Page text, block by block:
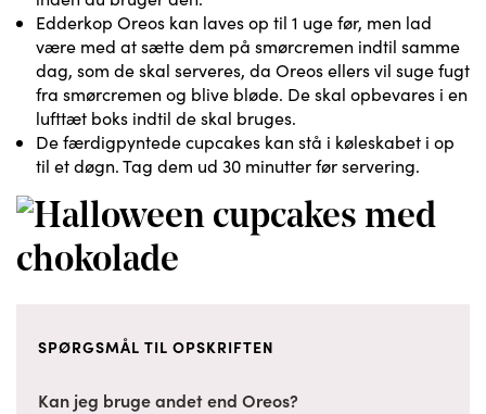
Edderkop Oreos kan laves op til 1 uge før, men lad
være med at sætte dem på smørcremen indtil samme
dag, som de skal serveres, da Oreos ellers vil suge fugt
fra smørcremen og blive bløde. De skal opbevares i en
lufttæt boks indtil de skal bruges.
De færdigpyntede cupcakes kan stå i køleskabet i op
til et døgn. Tag dem ud 30 minutter før servering.
SPØRGSMÅL TIL OPSKRIFTEN
Kan jeg bruge andet end Oreos?